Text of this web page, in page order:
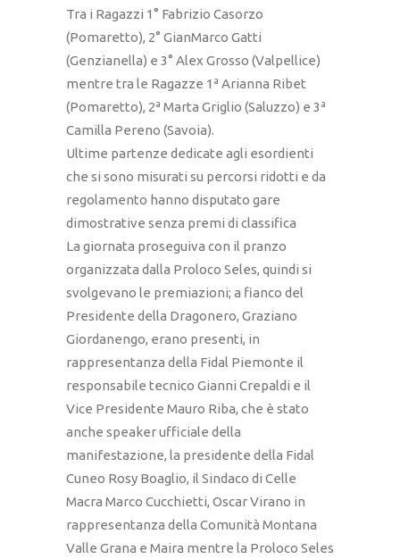
Tra i Ragazzi 1° Fabrizio Casorzo
(Pomaretto), 2° GianMarco Gatti
(Genzianella) e 3° Alex Grosso (Valpellice)
mentre tra le Ragazze 1ª Arianna Ribet
(Pomaretto), 2ª Marta Griglio (Saluzzo) e 3ª
Camilla Pereno (Savoia).
Ultime partenze dedicate agli esordienti
che si sono misurati su percorsi ridotti e da
regolamento hanno disputato gare
dimostrative senza premi di classifica
La giornata proseguiva con il pranzo
organizzata dalla Proloco Seles, quindi si
svolgevano le premiazioni; a fianco del
Presidente della Dragonero, Graziano
Giordanengo, erano presenti, in
rappresentanza della Fidal Piemonte il
responsabile tecnico Gianni Crepaldi e il
Vice Presidente Mauro Riba, che è stato
anche speaker ufficiale della
manifestazione, la presidente della Fidal
Cuneo Rosy Boaglio, il Sindaco di Celle
Macra Marco Cucchietti, Oscar Virano in
rappresentanza della Comunità Montana
Valle Grana e Maira mentre la Proloco Seles